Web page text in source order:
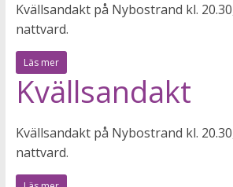
Kvällsandakt på Nybostrand kl.
nattvard.
Läs mer
Kvällsandakt
Kvällsandakt på Nybostrand kl.
nattvard.